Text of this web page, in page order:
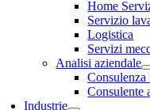
Home
Servizio
Logistica
Servizi
Analisi aziendale
Consulenza
Consulente
Industrie